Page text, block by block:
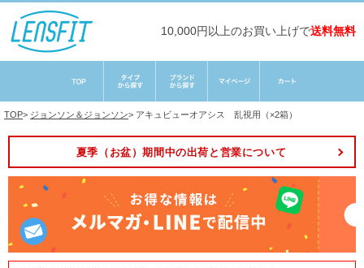
10,000円以上のお買い上げで送料無料
TOP> ジョンソン＆ジョンソン> アキュビューオアシス 乱視用（×2箱）
夏季（お盆）期間中の出荷と営業について